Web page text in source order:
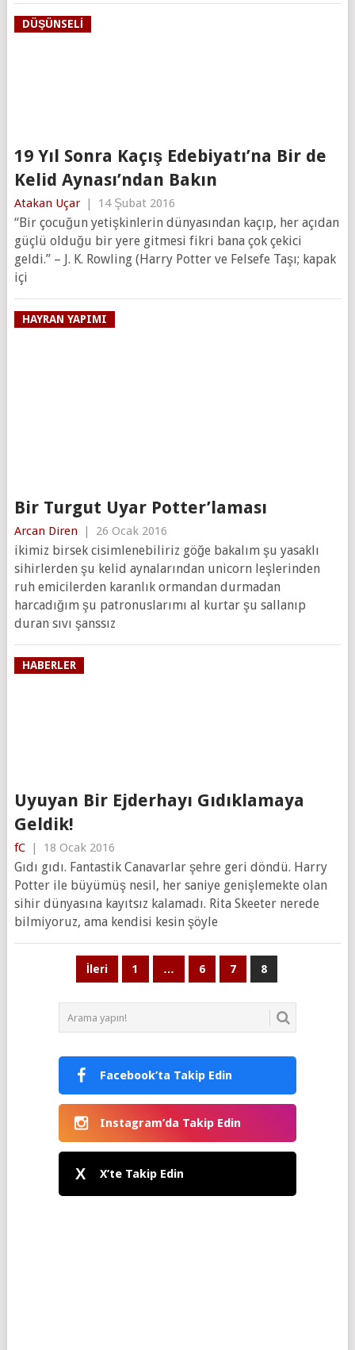
DÜŞÜNSELI
19 Yıl Sonra Kaçış Edebiyatı’na Bir de
Kelid Aynası’ndan Bakın
Atakan Uçar 14 Şubat 2016
“Bir çocuğun yetişkinlerin dünyasından kaçıp, her açıdan
güçlü olduğu bir yere gitmesi fikri bana çok çekici
geldi.” – J. K. Rowling (Harry Potter ve Felsefe Taşı; kapak
içi
HAYRAN YAPIMI
Bir Turgut Uyar Potter’laması
Arcan Diren | 26 Ocak 2016
ikimiz birsek cisimlenebiliriz göğe bakalım şu yasaklı
sihirlerden şu kelid aynalarından unicorn leşlerinden
ruh emicilerden karanlık ormandan durmadan
harcadığım şu patronuslarımı al kurtar şu sallanıp
duran sıvı şanssız
HABERLER
Uyuyan Bir Ejderhayı Gıdıklamaya
Geldik!
fC | 18 Ocak 2016
Gıdı gıdı. Fantastik Canavarlar şehre geri döndü. Harry
Potter ile büyümüş nesil, her saniye genişlemekte olan
sihir dünyasına kayıtsız kalamadı. Rita Skeeter nerede
bilmiyoruz, ama kendisi kesin şöyle
İleri 1 … 6 7 8
Facebook’ta Takip Edin
Instagram’da Takip Edin
X X’te Takip Edin